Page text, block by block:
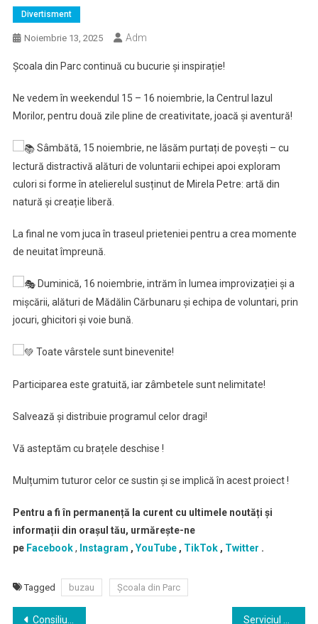
Divertisment
Noiembrie 13, 2025 Adm
Școala din Parc continuă cu bucurie și inspirație!
Ne vedem în weekendul 15 – 16 noiembrie, la Centrul Iazul
Morilor, pentru două zile pline de creativitate, joacă și aventură!
Sâmbătă, 15 noiembrie, ne lăsăm purtați de povești – cu
lectură distractivă alături de voluntarii echipei apoi exploram
culori si forme în atelierelul susținut de Mirela Petre: artă din
natură și creație liberă.
La final ne vom juca în traseul prieteniei pentru a crea momente
de neuitat împreună.
Duminică, 16 noiembrie, intrăm în lumea improvizației și a
mișcării, alături de Mădălin Cărbunaru și echipa de voluntari, prin
jocuri, ghicitori și voie bună.
Toate vârstele sunt binevenite!
Participarea este gratuită, iar zâmbetele sunt nelimitate!
Salvează și distribuie programul celor dragi!
Vă asteptăm cu brațele deschise !
Mulțumim tuturor celor ce sustin și se implică în acest proiect !
Pentru a fi în permanență la curent cu ultimele noutăți și
informații din orașul tău, urmărește-ne
pe Facebook, Instagram , YouTube, TikTok , Twitter .
Tagged buzau Școala din Parc
Consiliul judeţean Buzău organizează concurs de promovare pentru ocuparea funcţiei publice de conducere unice vacante de „director executiv, gradul II” la Direcția Județeană de Evidență a Persoanelor Buzău